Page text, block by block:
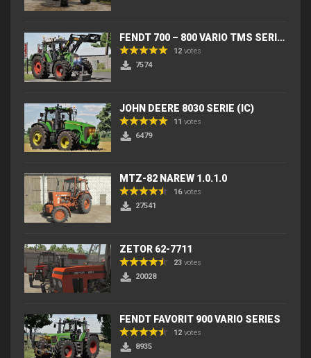
FENDT 700 – 800 VARIO TMS SERIES (IC) V2
12 votes
7574
JOHN DEERE 8030 SERIE (IC)
11 votes
6479
MTZ-82 NAREW 1.0.1.0
16votes
27541
ZETOR 62-7711
23 votes
20028
FENDT FAVORIT 900 VARIO SERIES
12 votes
8935